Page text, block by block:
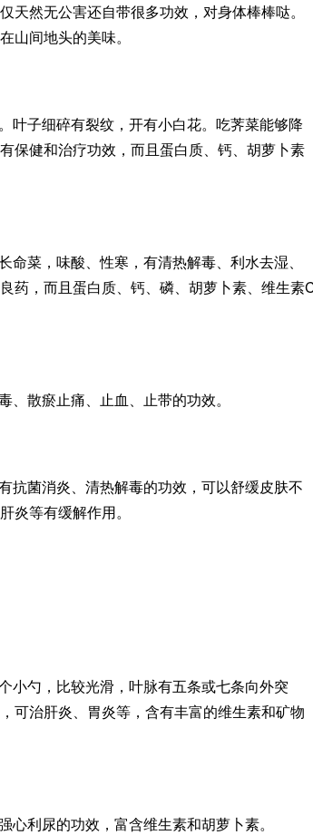
天然无公害还自带很多功效，对身体棒棒哒。
山间地头的美味。
叶子细碎有裂纹，开有小白花。吃荠菜能够降
保健和治疗功效，而且蛋白质、钙、胡萝卜素
菜，味酸、性寒，有清热解毒、利水去湿、
药，而且蛋白质、钙、磷、胡萝卜素、维生素
散瘀止痛、止血、止带的功效。
抗菌消炎、清热解毒的功效，可以舒缓皮肤不
炎等有缓解作用。
小勺，比较光滑，叶脉有五条或七条向外突
可治肝炎、胃炎等，含有丰富的维生素和矿物
利尿的功效，富含维生素和胡萝卜素。